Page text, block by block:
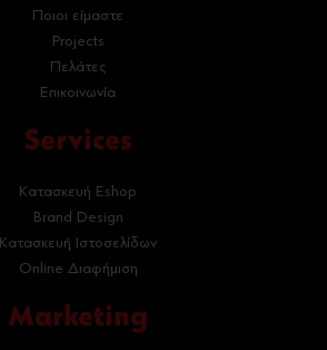
Ποιοι είμαστε
Projects
Πελάτες
Επικοινωνία
Services
Κατασκευή Eshop
Brand Design
Κατασκευή Ιστοσελίδων
Online Διαφήμιση
Marketing